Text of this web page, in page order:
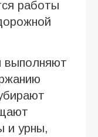
работы
выполняют
и урны,